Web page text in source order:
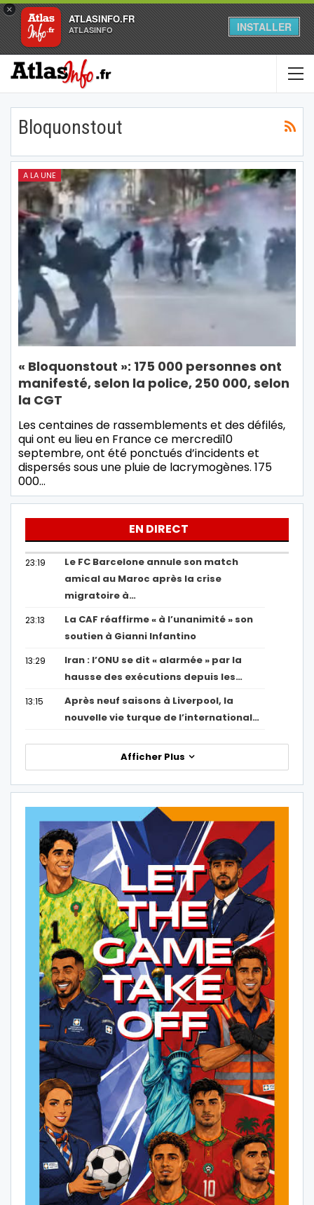
×
ATLASINFO.FR
ATLASINFO INSTALLER
Bloquonstout
A LA UNE
« Bloquonstout »: 175 000 personnes ont
manifesté, selon la police, 250 000, selon
la CGT
Les centaines de rassemblements et des défilés,
qui ont eu lieu en France ce mercredi10
septembre, ont été ponctués d’incidents et
dispersés sous une pluie de lacrymogènes. 175
000…
EN DIRECT
23:19
Le FC Barcelone annule son match
amical au Maroc après la crise
migratoire à…
23:13
La CAF réaffirme « à l’unanimité » son
soutien à Gianni Infantino
13:29
Iran : l’ONU se dit « alarmée » par la
hausse des exécutions depuis les…
13:15
Après neuf saisons à Liverpool, la
nouvelle vie turque de l’international…
Afficher Plus